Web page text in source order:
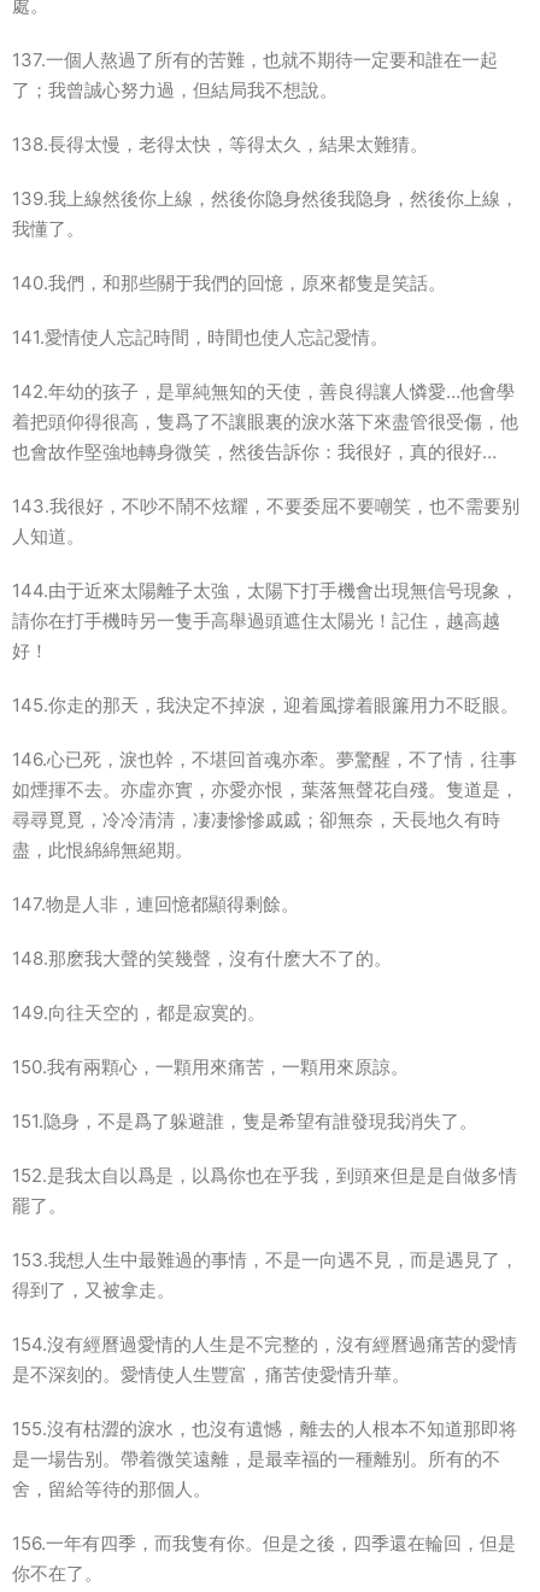
處。
137.一個人熬過了所有的苦難，也就不期待一定要和誰在一起
了；我曾誠心努力過，但結局我不想說。
138.長得太慢，老得太快，等得太久，結果太難猜。
139.我上線然後你上線，然後你隐身然後我隐身，然後你上線，
我懂了。
140.我們，和那些關于我們的回憶，原來都隻是笑話。
141.愛情使人忘記時間，時間也使人忘記愛情。
142.年幼的孩子，是單純無知的天使，善良得讓人憐愛…他會學
着把頭仰得很高，隻爲了不讓眼裏的淚水落下來盡管很受傷，他
也會故作堅強地轉身微笑，然後告訴你：我很好，真的很好…
143.我很好，不吵不鬧不炫耀，不要委屈不要嘲笑，也不需要别
人知道。
144.由于近來太陽離子太強，太陽下打手機會出現無信号現象，
請你在打手機時另一隻手高舉過頭遮住太陽光！記住，越高越
好！
145.你走的那天，我決定不掉淚，迎着風撐着眼簾用力不眨眼。
146.心已死，淚也幹，不堪回首魂亦牽。夢驚醒，不了情，往事
如煙揮不去。亦虛亦實，亦愛亦恨，葉落無聲花自殘。隻道是，
尋尋覓覓，冷冷清清，凄凄慘慘戚戚；卻無奈，天長地久有時
盡，此恨綿綿無絕期。
147.物是人非，連回憶都顯得剩餘。
148.那麽我大聲的笑幾聲，沒有什麽大不了的。
149.向往天空的，都是寂寞的。
150.我有兩顆心，一顆用來痛苦，一顆用來原諒。
151.隐身，不是爲了躲避誰，隻是希望有誰發現我消失了。
152.是我太自以爲是，以爲你也在乎我，到頭來但是是自做多情
罷了。
153.我想人生中最難過的事情，不是一向遇不見，而是遇見了，
得到了，又被拿走。
154.沒有經曆過愛情的人生是不完整的，沒有經曆過痛苦的愛情
是不深刻的。愛情使人生豐富，痛苦使愛情升華。
155.沒有枯澀的淚水，也沒有遺憾，離去的人根本不知道那即将
是一場告别。帶着微笑遠離，是最幸福的一種離别。所有的不
舍，留給等待的那個人。
156.一年有四季，而我隻有你。但是之後，四季還在輪回，但是
你不在了。